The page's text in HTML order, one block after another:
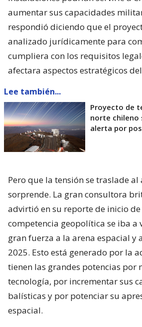
aumentar sus capacidades
respondió diciendo que el
analizado jurídicamente para
cumpliera con los requisitos
afectara aspectos estratégicos
Lee también...
Proyecto de
norte chileno
alerta por
Pero que la tensión se traslade
sorprende. La gran consultora
advirtió en su reporte de inicio
competencia geopolítica se iba a
gran fuerza a la arena espacial y
2025. Esto está generado por la
tienen las grandes potencias por
tecnología, por incrementar sus
balísticas y por potenciar su
espacial.